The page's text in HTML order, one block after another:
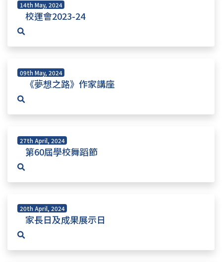
14th May, 2024
校運會2023-24
09th May, 2024
《夢想之路》作家講座
27th April, 2024
第60屆學校舞蹈節
20th April, 2024
家長日及成果展示日